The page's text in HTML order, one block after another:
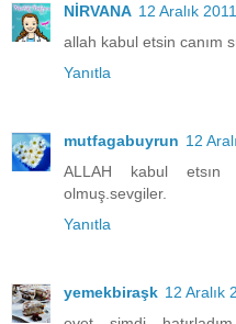
NİRVANA 12 Aralık
allah kabul etsin canım
Yanıtla
mutfagabuyrun 12
ALLAH kabul etsın
olmuş.sevgiler.
Yanıtla
yemekbiraşk 12 Aralık